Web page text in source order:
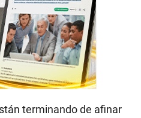
terminando de afinar